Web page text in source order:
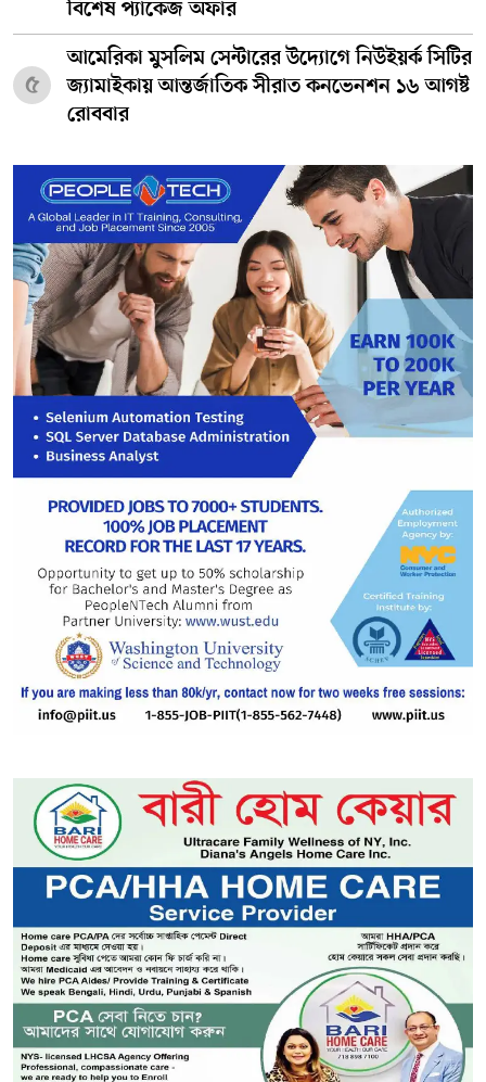
বিশেষ প্যাকেজ অফার
৫
আমেরিকা মুসলিম সেন্টারের উদ্যোগে নিউইয়র্ক সিটির
জ্যামাইকায় আন্তর্জাতিক সীরাত কনভেনশন ১৬ আগষ্ট
রোববার